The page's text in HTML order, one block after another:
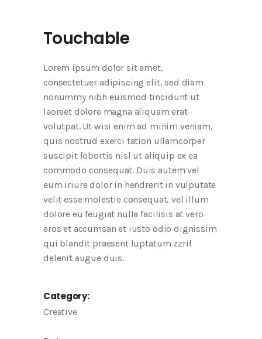
Touchable
Lorem ipsum dolor sit amet,
consectetuer adipiscing elit, sed diam
nonummy nibh euismod tincidunt ut
laoreet dolore magna aliquam erat
volutpat. Ut wisi enim ad minim veniam,
quis nostrud exerci tation ullamcorper
suscipit lobortis nisl ut aliquip ex ea
commodo consequat. Duis autem vel
eum iriure dolor in hendrerit in vulputate
velit esse molestie consequat, vel illum
dolore eu feugiat nulla facilisis at vero
eros et accumsan et iusto odio dignissim
qui blandit praesent luptatum zzril
delenit augue duis.
Category:
Creative